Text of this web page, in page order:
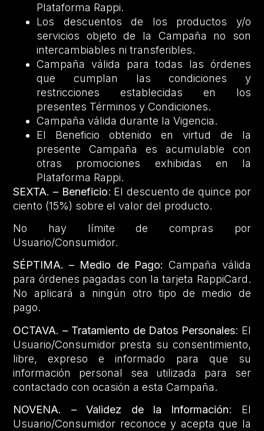
Plataforma Rappi.
Los descuentos de los productos y/o
servicios objeto de la Campaña no son
intercambiables ni transferibles.
Campaña válida para todas las órdenes
que cumplan las condiciones y
restricciones establecidas en los
presentes Términos y Condiciones.
Campaña válida durante la Vigencia.
El Beneficio obtenido en virtud de la
presente Campaña es acumulable con
otras promociones exhibidas en la
Plataforma Rappi.
SEXTA. – Beneficio: El descuento de quince por
ciento (15%) sobre el valor del producto.
No hay límite de compras por
Usuario/Consumidor.
SÉPTIMA. – Medio de Pago: Campaña válida
para órdenes pagadas con la tarjeta RappiCard.
No aplicará a ningún otro tipo de medio de
pago.
OCTAVA. – Tratamiento de Datos Personales: El
Usuario/Consumidor presta su consentimiento,
libre, expreso e informado para que su
información personal sea utilizada para ser
contactado con ocasión a esta Campaña.
NOVENA.
– Validez de la Información: El
Usuario/Consumidor reconoce y acepta que la